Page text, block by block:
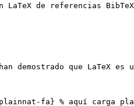
LaTeX de referencias
demostrado que LaTeX
fa} % aquí carga